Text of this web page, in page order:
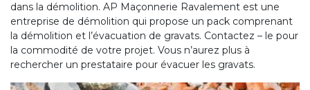
dans la démolition. AP Maçonnerie Ravalement est une
entreprise de démolition qui propose un pack comprenant
la démolition et l’évacuation de gravats. Contactez – le pour
la commodité de votre projet. Vous n’aurez plus à
rechercher un prestataire pour évacuer les gravats.